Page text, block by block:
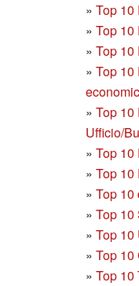
» Top 10
» Top 10
» Top 10
» Top 10
» Top 10
Ufficio/
» Top 10
» Top 10
» Top 10
» Top 10
» Top 10
» Top 10
» Top 10